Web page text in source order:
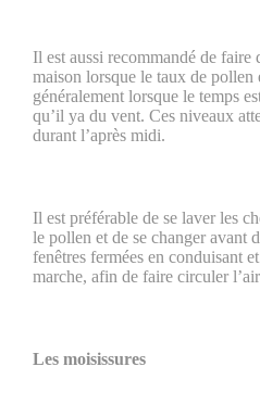
Il est aussi recommandé de faire
maison lorsque le taux de pollen
généralement lorsque le temps
qu’il ya du vent. Ces niveaux
durant l’après midi.
Il est préférable de se laver les
le pollen et de se changer avant
fenêtres fermées en conduisant
marche, afin de faire circuler
Les moisissures